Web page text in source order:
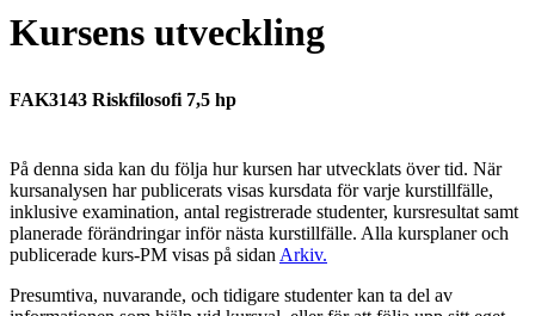
Kursens utveckling
FAK3143 Riskfilosofi 7,5 hp
På denna sida kan du följa hur kursen har utvecklats över tid. När
kursanalysen har publicerats visas kursdata för varje kurstillfälle,
inklusive examination, antal registrerade studenter, kursresultat samt
planerade förändringar inför nästa kurstillfälle. Alla kursplaner och
publicerade kurs-PM visas på sidan Arkiv.
Presumtiva, nuvarande, och tidigare studenter kan ta del av